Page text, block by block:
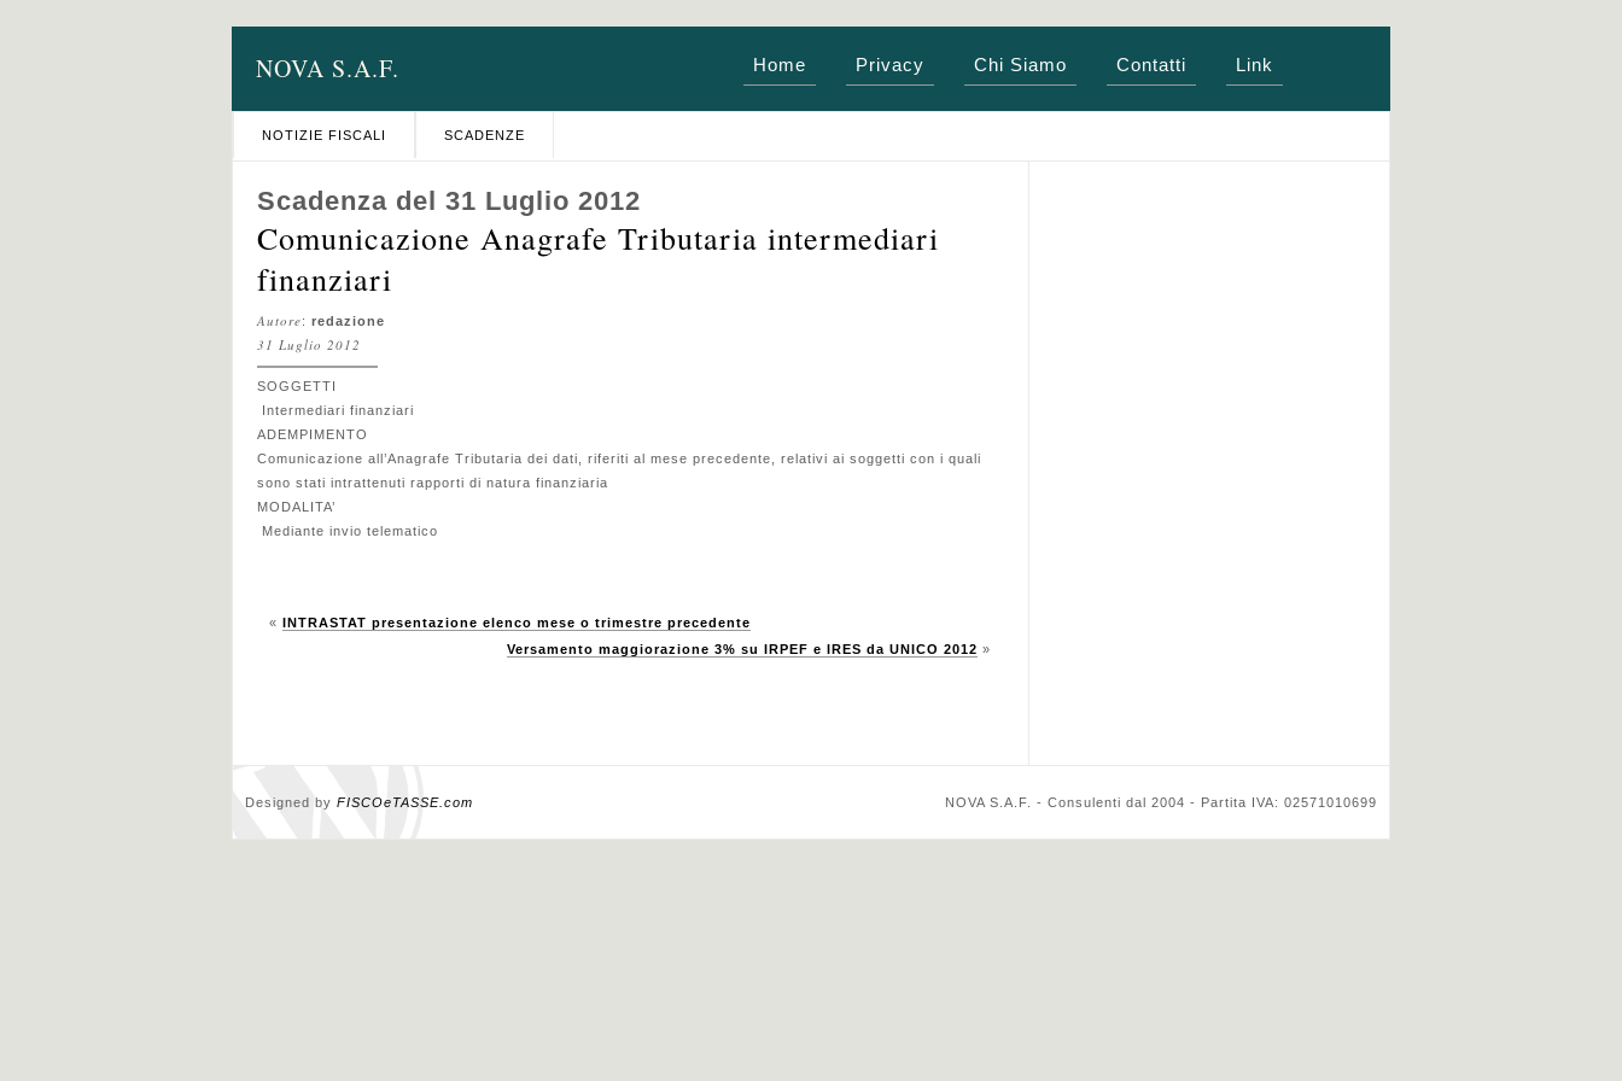
NOVA S.A.F. Home Privacy Chi Siamo Contatti Link
NOTIZIE FISCALI SCADENZE
Scadenza del 31 Luglio 2012
Comunicazione Anagrafe Tributaria intermediari
finanziari
Autore: redazione
31 Luglio 2012
SOGGETTI
Intermediari finanziari
ADEMPIMENTO
Comunicazione all’Anagrafe Tributaria dei dati, riferiti al mese precedente, relativi ai soggetti con i quali
sono stati intrattenuti rapporti di natura finanziaria
MODALITA’
Mediante invio telematico
« INTRASTAT presentazione elenco mese o trimestre precedente
Versamento maggiorazione 3% su IRPEF e IRES da UNICO 2012 »
Designed by FISCOeTASSE.com NOVA S.A.F. - Consulenti dal 2004 - Partita IVA: 02571010699